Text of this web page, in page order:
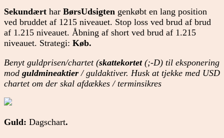
Sekundært har BørsUdsigten genkøbt en lang position
ved bruddet af 1215 niveauet. Stop loss ved brud af brud
af 1.215 niveauet. Åbning af short ved brud af 1.215
niveauet. Strategi: Køb.
Benyt guldprisen/chartet (skattekortet(;-D) til eksponering
mod guldmineaktier / guldaktiver. Husk at tjekke med USD
chartet om der skal afdækkes / terminsikres
Guld: Dagschart.